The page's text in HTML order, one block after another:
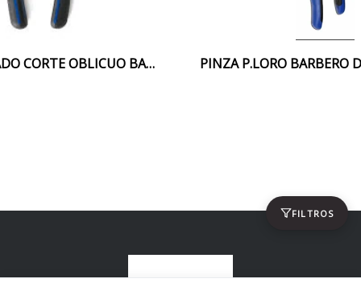
FILTROS
ALICATE AISLADO CORTE OBLICUO BARBERO 6"